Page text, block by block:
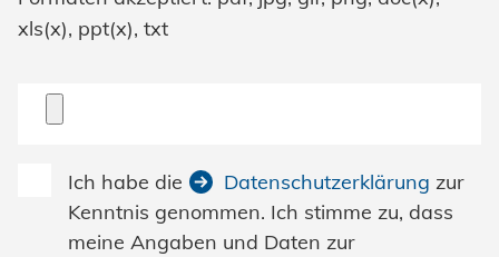
xls(x), ppt(x), txt
Ich habe die Datenschutzerklärung zur
Kenntnis genommen. Ich stimme zu, dass
meine Angaben und Daten zur